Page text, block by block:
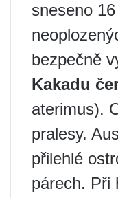
sneseno
bezpečně
Kakadu
aterimus).
pralesy.
přilehlé
párech. Při